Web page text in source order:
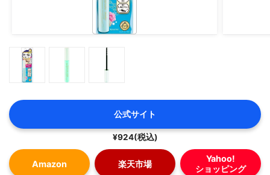
公式サイト
¥924(税込)
Amazon 楽天市場
Yahoo!
ショッピング